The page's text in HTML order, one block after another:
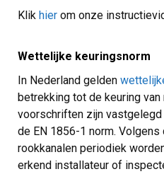
Klik hier om onze
Wettelijke keuringsnorm
In Nederland gelden
betrekking tot de keuring van
voorschriften zijn
de EN 1856-1 norm.
rookkanalen periodiek
erkend installateur of